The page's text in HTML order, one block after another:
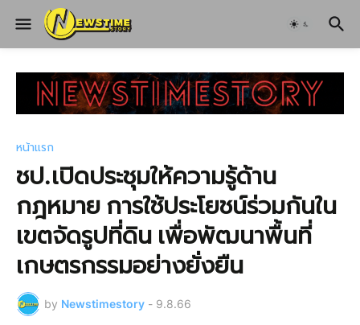
หน้าแรก
ชป.เปิดประชุมให้ความรู้ด้าน
กฎหมาย การใช้ประโยชน์ร่วมกันใน
เขตจัดรูปที่ดิน เพื่อพัฒนาพื้นที่
เกษตรกรรมอย่างยั่งยืน
by Newstimestory - 9.8.66